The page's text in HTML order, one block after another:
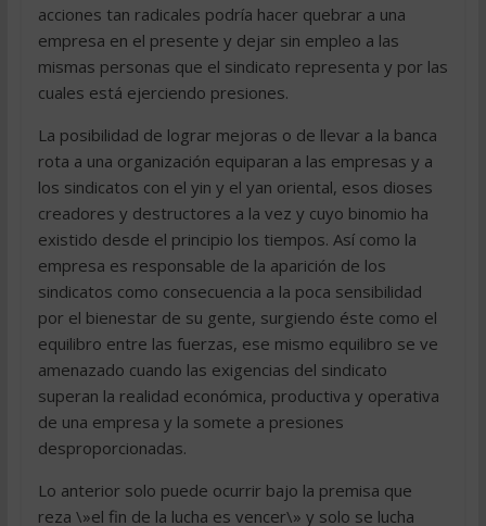
acciones tan radicales podría hacer quebrar a una
empresa en el presente y dejar sin empleo a las
mismas personas que el sindicato representa y por las
cuales está ejerciendo presiones.
La posibilidad de lograr mejoras o de llevar a la banca
rota a una organización equiparan a las empresas y a
los sindicatos con el yin y el yan oriental, esos dioses
creadores y destructores a la vez y cuyo binomio ha
existido desde el principio los tiempos. Así como la
empresa es responsable de la aparición de los
sindicatos como consecuencia a la poca sensibilidad
por el bienestar de su gente, surgiendo éste como el
equilibro entre las fuerzas, ese mismo equilibro se ve
amenazado cuando las exigencias del sindicato
superan la realidad económica, productiva y operativa
de una empresa y la somete a presiones
desproporcionadas.
Lo anterior solo puede ocurrir bajo la premisa que
reza \»el fin de la lucha es vencer\» y solo se lucha